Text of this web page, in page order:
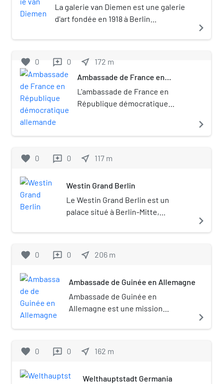
La galerie van Diemen est une galerie
d'art fondée en 1918 à Berlin
succursales à La Haye, Amsterdam et
navigate_next
favorite 0 reviews 0 near_me 172 m
Ambassade de France en
allemande
L'ambassade de France en
République démocratique
la République française auprès
allemande. Elle était située au
à Berlin, la capitale du pays.
navigate_next
favorite 0 reviews 0 near_me 117 m
Westin Grand Berlin
Le Westin Grand Berlin est un
palace situé à Berlin-Mitte,
navigate_next
favorite 0 reviews 0 near_me 206 m
Ambassade de Guinée en Allemagne
Ambassade de Guinée en
Allemagne est une mission
Guinée en République fédérale
République de Guinée en
République fédérale d'Allemagne,
navigate_next
favorite 0 reviews 0 near_me 162 m
Welthauptstadt Germania